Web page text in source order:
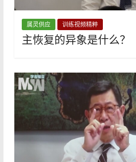
属灵供应 训练视频精粹
主恢复的异象是什么？